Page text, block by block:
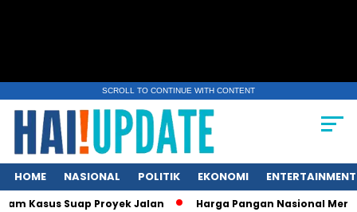
SCROLL TO CONTINUE WITH CONTENT
HOME NASIONAL POLITIK EKONOMI ENTERTAINMENT
Kasus Suap Proyek Jalan Harga Pangan Nasional